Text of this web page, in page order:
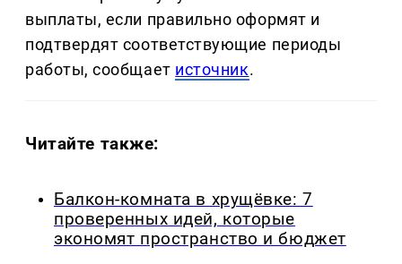
выплаты, если правильно оформят и
подтвердят соответствующие периоды
работы, сообщает источник.
Читайте также:
Балкон-комната в хрущёвке: 7
проверенных идей, которые
экономят пространство и бюджет